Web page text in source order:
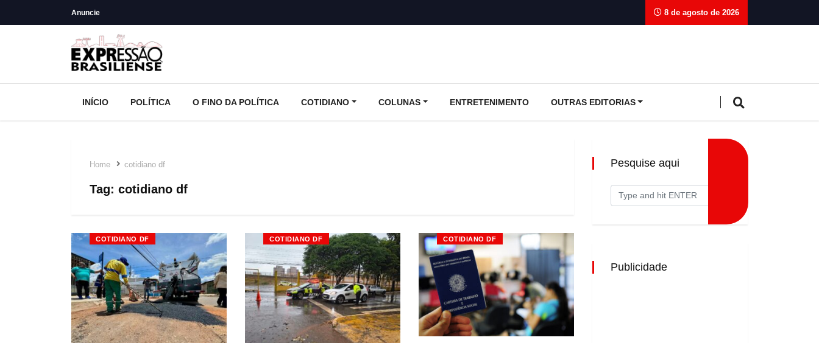
Anuncie 8 de agosto de 2026
INÍCIO POLÍTICA O FINO DA POLÍTICA COTIDIANO COLUNAS ENTRETENIMENTO OUTRAS EDITORIAS
Home cotidiano df
Tag: cotidiano df
COTIDIANO DF COTIDIANO DF COTIDIANO DF
Pesquise aqui
Publicidade